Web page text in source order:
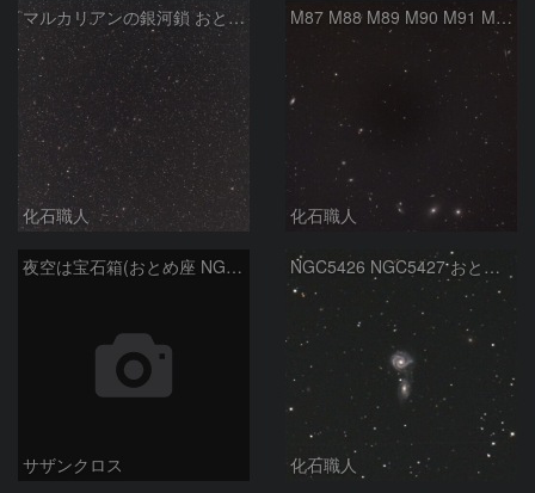
マルカリアンの銀河鎖 おとめ座・ かみのけ座の銀河
化石職人
M87 M88 M89 M90 M91 M100 マルカリアンの銀河鎖 おとめ座 かみのけ座
化石職人
夜空は宝石箱(おとめ座 NGC5746) Seestar50
サザンクロス
NGC5426 NGC5427 おとめ座
化石職人